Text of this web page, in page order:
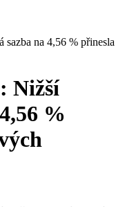
na 4,56 % přinesla
Nižší
%